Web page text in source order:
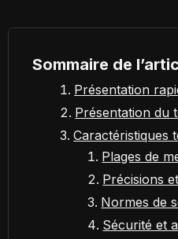
Sommaire de
Présentation
Présentation du
Caractéristiques
Plages de
Précisions
Normes de
Sécurité et